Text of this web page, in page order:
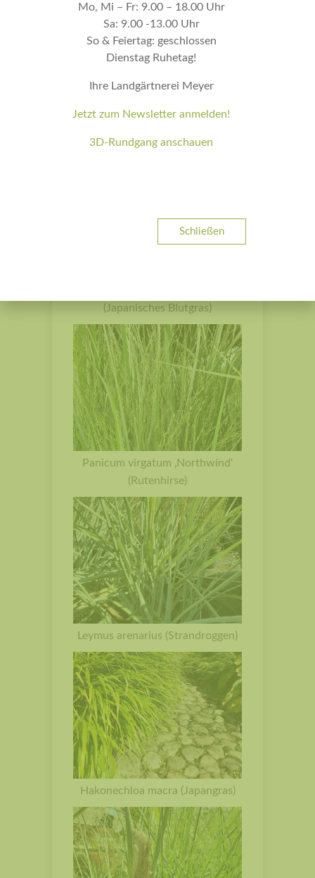
‚Standing Ovation‘ (Kleines
(Japanisches Blutgras)
Panicum virgatum ‚Northwind‘
(Rutenhirse)
Leymus arenarius (Strandroggen)
Hakonechloa macra (Japangras)
Mo, Mi – Fr: 9.00 – 18.00 Uhr
Sa: 9.00 -13.00 Uhr
So & Feiertag: geschlossen
Dienstag Ruhetag!
Ihre Landgärtnerei Meyer
Jetzt zum Newsletter anmelden!
3D-Rundgang anschauen
Schließen